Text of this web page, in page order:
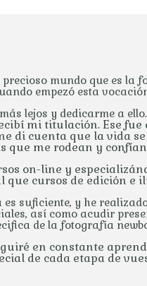
mundo que es la
empezó esta
lejos y dedicarme a ello.
mi titulación. Ese
di cuenta que la vida
que me rodean y
on-line y
que cursos de edición e
suficiente, y he
así como acudir
de la fotografía
en constante
de cada etapa de